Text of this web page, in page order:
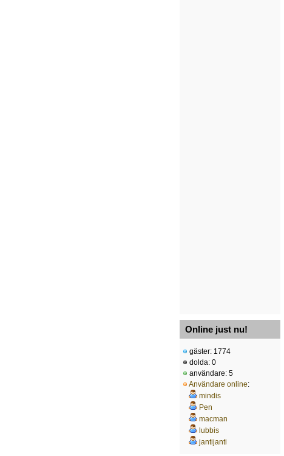
Online just nu!
gäster: 1774
dolda: 0
användare: 5
Användare online:
mindis
Pen
macman
lubbis
jantijanti